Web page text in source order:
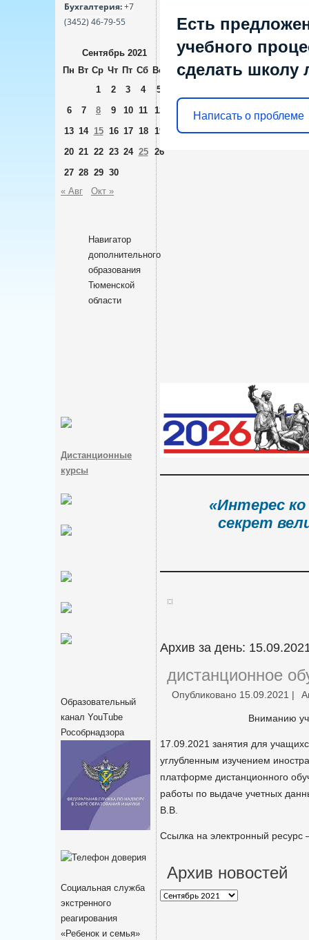
Бухгалтерия:+7
(3452) 46-79-55
Сентябрь 2021
Пн Вт Ср Чт Пт Сб Вс
1
2 3 4
5
6
7 8 9 10 11
12
13 14 15 16 17 18
19
20 21 22 23 24 25
26
27 28 29 30
« Авг
Окт »
Навигатор
дополнительного
образования
Тюменской
области
Дистанционные
курсы
Образовательный
канал YouTube
Рособрнадзора
Социальная служба
экстренного
реагирования
«Ребенок и семья»
Есть
учебного
сделать школу
Написать о проблеме
«Интерес
секрет
Архив за день:
дистанционное
Опубликовано 15.09.2021 |
Вниманию
17.09.2021 занятия для
углубленным изучением
платформе дистанционного
работы по выдаче учетных
В.В.
Ссылка на электронный ресурс
Архив новостей
Архив